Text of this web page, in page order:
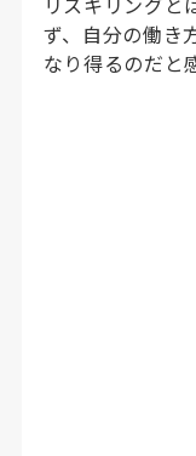
ず、自分の働き
なり得るのだと